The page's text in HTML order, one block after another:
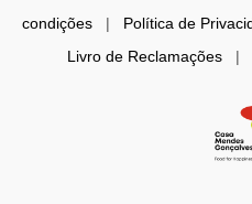
condições| Política de
Livro de Reclamações |